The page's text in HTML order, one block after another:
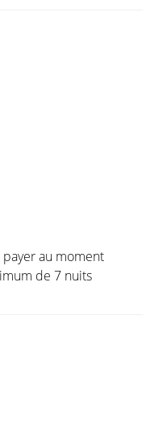
au moment
de 7 nuits